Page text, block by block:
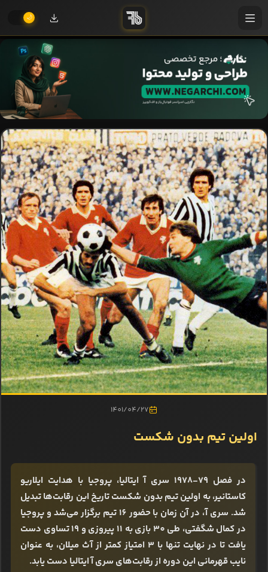
1401/04/27
اولین تیم بدون شکست
در فصل 79-1978 سری آ ایتالیا، پروجیا با هدایت ایلاریو
کاستانیر، به اولین تیم بدون شکست تاریخ این رقابت‌ها تبدیل
شد. سری آ، در آن زمان با حضور 16 تیم برگزار می‌شد و پروجیا
در کمال شگفتی، طی 30 بازی به 11 پیروزی و 19 تساوی دست
یافت تا در نهایت تنها با 3 امتیاز کمتر از آث میلان، به عنوان
نایب قهرمانی این دوره از رقابت‌های سری آ ایتالیا دست یابد.